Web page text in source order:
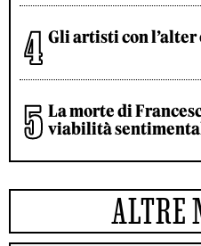
Gli artisti con l’alter
La morte di
viabilità
ALTRE